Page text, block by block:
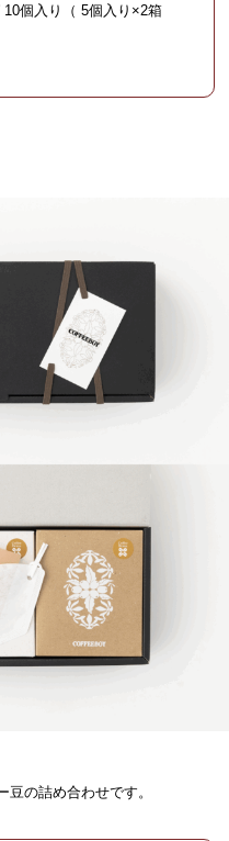
個入り（ 5個入り×2箱
の詰め合わせです。